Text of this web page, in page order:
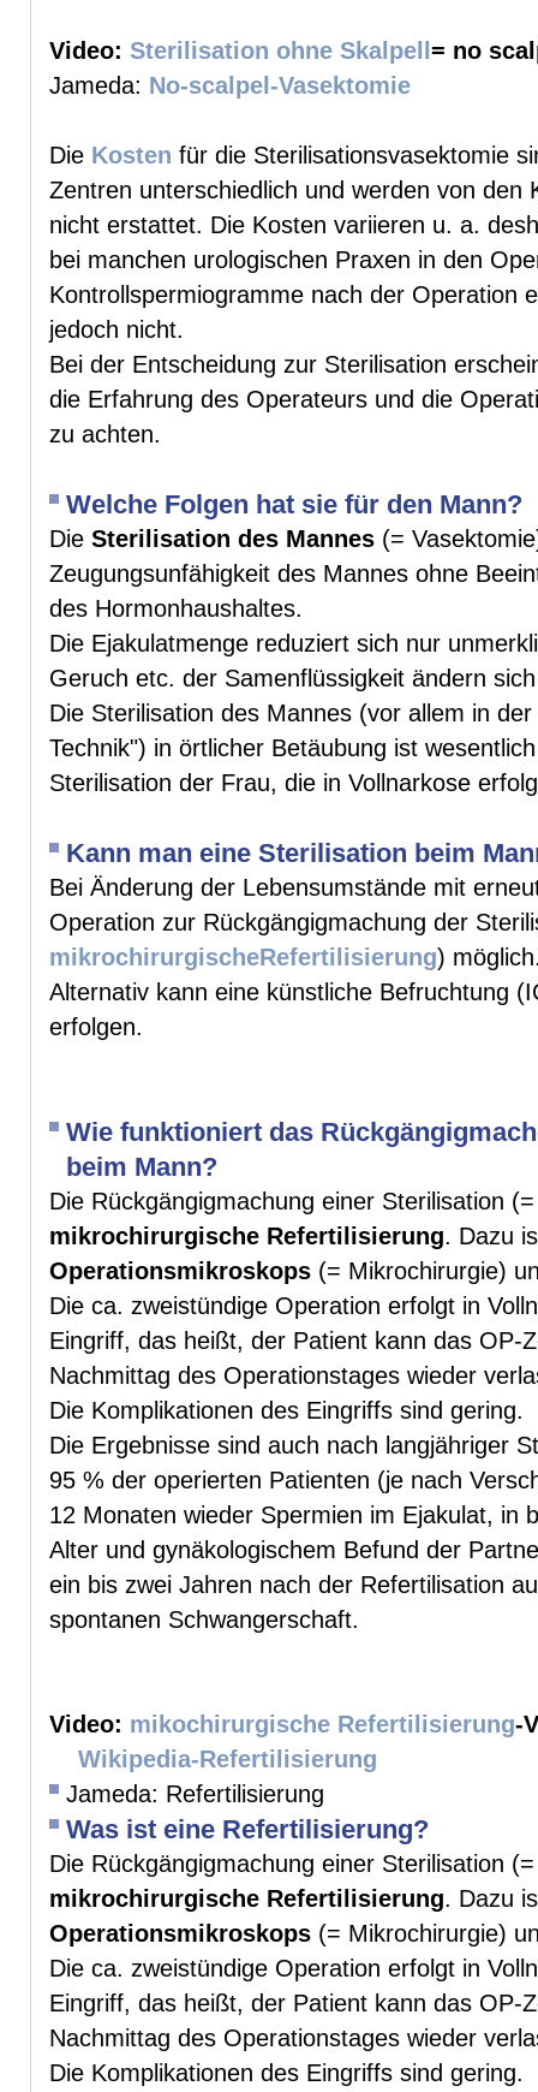
Video: Sterilisation ohne Skalpell = no
Jameda: No-scalpel-Vasektomie
Die Kosten für die Sterilisationsvasektomie
Zentren unterschiedlich und werden von den
nicht erstattet. Die Kosten variieren u. a.
bei manchen urologischen Praxen in den
Kontrollspermiogramme nach der Operation
jedoch nicht.
Bei der Entscheidung zur Sterilisation
die Erfahrung des Operateurs und die
zu achten.
Welche Folgen hat sie für den Mann?
Die Sterilisation des Mannes (=
Zeugungsunfähigkeit des Mannes ohne
des Hormonhaushaltes.
Die Ejakulatmenge reduziert sich nur
Geruch etc. der Samenflüssigkeit ändern
Die Sterilisation des Mannes (vor allem in
Technik") in örtlicher Betäubung ist
Sterilisation der Frau, die in Vollnarkose
Kann man eine Sterilisation beim
Bei Änderung der Lebensumstände mit
Operation zur Rückgängigmachung der
mikrochirurgischeRefertilisierung)
Alternativ kann eine künstliche Befruchtung
erfolgen.
Wie funktioniert das
beim Mann?
Die Rückgängigmachung einer Sterilisation
mikrochirurgische Refertilisierung. Dazu
Operationsmikroskops (= Mikrochirurgie)
Die ca. zweistündige Operation erfolgt in
Eingriff, das heißt, der Patient kann das OP-
Nachmittag des Operationstages wieder
Die Komplikationen des Eingriffs sind gering.
Die Ergebnisse sind auch nach langjähriger
95 % der operierten Patienten (je nach
12 Monaten wieder Spermien im Ejakulat, in
Alter und gynäkologischem Befund der
ein bis zwei Jahren nach der Refertilisation
spontanen Schwangerschaft.
Video: mikochirurgische Refertilisierung-
Wikipedia-Refertilisierung
Jameda: Refertilisierung
Was ist eine Refertilisierung?
Die Rückgängigmachung einer Sterilisation
mikrochirurgische Refertilisierung. Dazu
Operationsmikroskops (= Mikrochirurgie)
Die ca. zweistündige Operation erfolgt in
Eingriff, das heißt, der Patient kann das OP-
Nachmittag des Operationstages wieder
Die Komplikationen des Eingriffs sind gering.